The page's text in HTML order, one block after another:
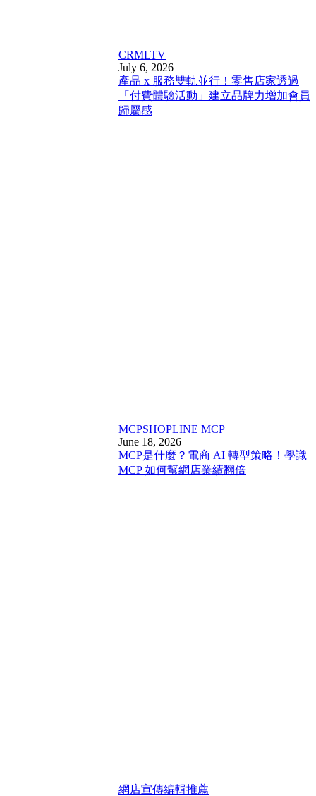
CRMLTV
July 6, 2026
產品 x 服務雙軌並行！零售店家透過
「付費體驗活動」建立品牌力增加會員
歸屬感
MCPSHOPLINE MCP
June 18, 2026
MCP是什麼？電商 AI 轉型策略！學識
MCP 如何幫網店業績翻倍
網店宣傳編輯推薦